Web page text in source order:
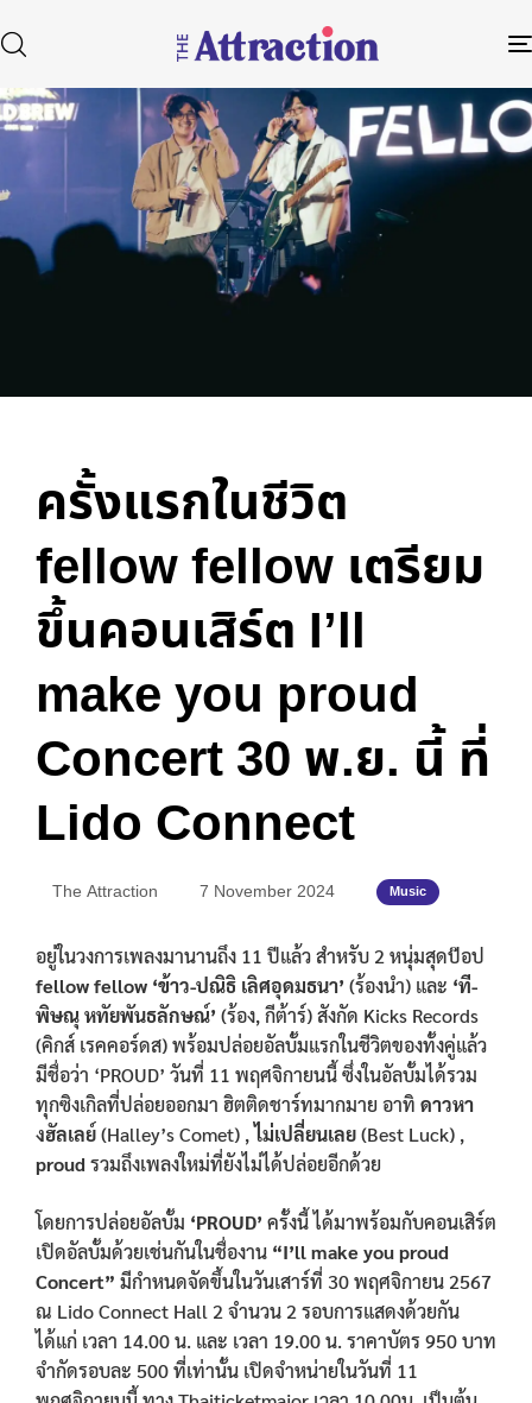
Type and hit enter
ครั้งแรกในชีวิต
fellow fellow เตรียม
ขึ้นคอนเสิร์ต I’ll
make you proud
Concert 30 พ.ย. นี้ ที่
Lido Connect
Author
The Attraction
Published
on:
7 November 2024
Published
in:
Music
อยู่ในวงการเพลงมานานถึง 11 ปีแล้ว สำหรับ 2 หนุ่มสุดป๊อป
fellow fellow ‘ข้าว-ปณิธิ เลิศอุดมธนา’ (ร้องนำ) และ ‘ที-
พิษณุ หทัยพันธลักษณ์’ (ร้อง, กีต้าร์) สังกัด Kicks Records
(คิกส์ เรคคอร์ดส) พร้อมปล่อยอัลบั้มแรกในชีวิตของทั้งคู่แล้ว
มีชื่อว่า ‘PROUD’ วันที่ 11 พฤศจิกายนนี้ ซึ่งในอัลบั้มได้รวม
ทุกซิงเกิลที่ปล่อยออกมา ฮิตติดชาร์ทมากมาย อาทิ ดาวหา
งฮัลเลย์(Halley’s Comet) ,ไม่เปลี่ยนเลย(Best Luck) ,
proudรวมถึงเพลงใหม่ที่ยังไม่ได้ปล่อยอีกด้วย
โดยการปล่อยอัลบั้ม ‘PROUD’ ครั้งนี้ ได้มาพร้อมกับคอนเสิร์ต
เปิดอัลบั้มด้วยเช่นกันในชื่องาน “I’ll make you proud
Concert” มีกำหนดจัดขึ้นในวันเสาร์ที่ 30 พฤศจิกายน 2567
ณ Lido Connect Hall 2 จำนวน 2 รอบการแสดงด้วยกัน
ได้แก่ เวลา 14.00 น. และ เวลา 19.00 น. ราคาบัตร 950 บาท
จำกัดรอบละ 500 ที่เท่านั้น เปิดจำหน่ายในวันที่ 11